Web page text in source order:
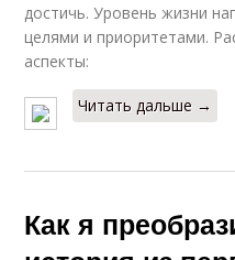
достичь. Уровень жизни
целями и приоритетами.
аспекты:
Читать дальше →
Как я